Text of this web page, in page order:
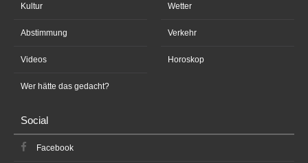
Kultur
Abstimmung
Videos
Wer hätte das gedacht?
Wetter
Verkehr
Horoskop
Social
Facebook